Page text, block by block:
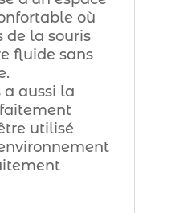
où
de la souris
fluide sans
a aussi la
utilisé